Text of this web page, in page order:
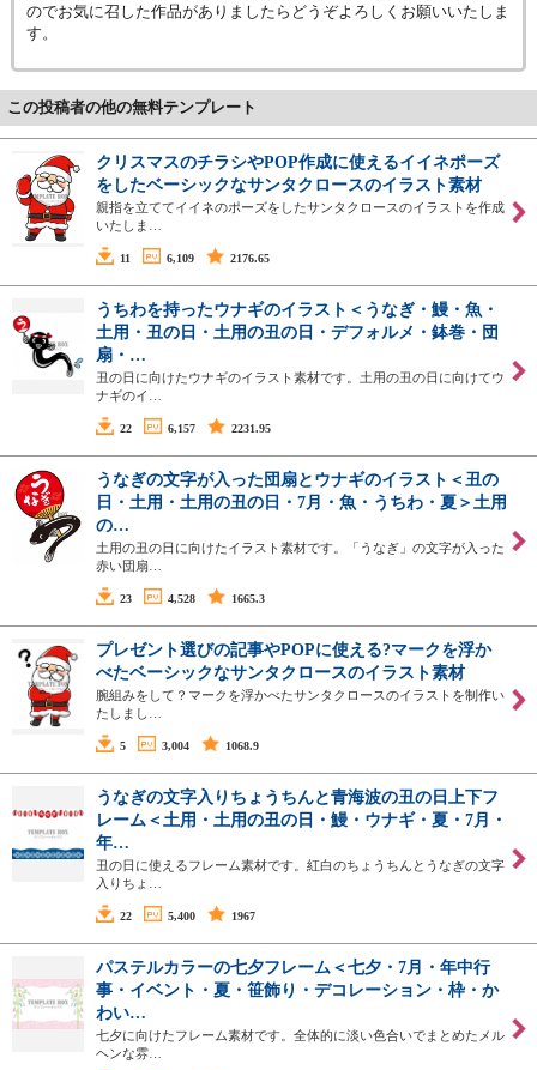
のでお気に召した作品がありましたらどうぞよろしくお願いいたしま
す。
この投稿者の他の無料テンプレート
クリスマスのチラシやPOP作成に使えるイイネポーズ
をしたベーシックなサンタクロースのイラスト素材
親指を立ててイイネのポーズをしたサンタクロースのイラストを作成
いたしま…
11 6,109 2176.65
うちわを持ったウナギのイラスト＜うなぎ・鰻・魚・
土用・丑の日・土用の丑の日・デフォルメ・鉢巻・団
扇・…
丑の日に向けたウナギのイラスト素材です。土用の丑の日に向けてウ
ナギのイ…
22 6,157 2231.95
うなぎの文字が入った団扇とウナギのイラスト＜丑の
日・土用・土用の丑の日・7月・魚・うちわ・夏＞土用
の…
土用の丑の日に向けたイラスト素材です。「うなぎ」の文字が入った
赤い団扇…
23 4,528 1665.3
プレゼント選びの記事やPOPに使える?マークを浮か
べたベーシックなサンタクロースのイラスト素材
腕組みをして？マークを浮かべたサンタクロースのイラストを制作い
たしまし…
5 3,004 1068.9
うなぎの文字入りちょうちんと青海波の丑の日上下フ
レーム＜土用・土用の丑の日・鰻・ウナギ・夏・7月・
年…
丑の日に使えるフレーム素材です。紅白のちょうちんとうなぎの文字
入りちょ…
22 5,400 1967
パステルカラーの七夕フレーム＜七夕・7月・年中行
事・イベント・夏・笹飾り・デコレーション・枠・か
わい…
七夕に向けたフレーム素材です。全体的に淡い色合いでまとめたメル
ヘンな雰…